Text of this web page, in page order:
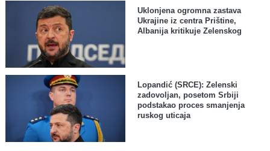
Uklonjena ogromna zastava
Ukrajine iz centra Prištine,
Albanija kritikuje Zelenskog
Lopandić (SRCE): Zelenski
zadovoljan, posetom Srbiji
podstakao proces smanjenja
ruskog uticaja